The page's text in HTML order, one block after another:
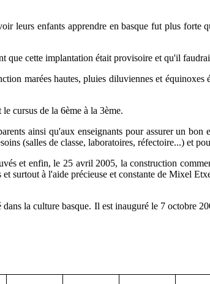
leurs enfants apprendre en basque fut plus forte
que cette implantation était provisoire et qu'il
marées hautes, pluies diluviennes et
cursus de la 6ème à la 3ème.
ainsi qu'aux enseignants pour assurer un
(salles de classe, laboratoires, réfectoire...) et
et enfin, le 25 avril 2005, la construction
surtout à l'aide précieuse et constante de Mixel
la culture basque. Il est inauguré le 7 octobre